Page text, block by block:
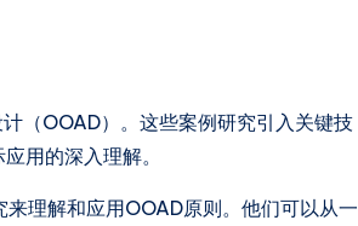
（OOAD）。这些案例研究引入关键技
用的深入理解。
理解和应用OOAD原则。他们可以从一